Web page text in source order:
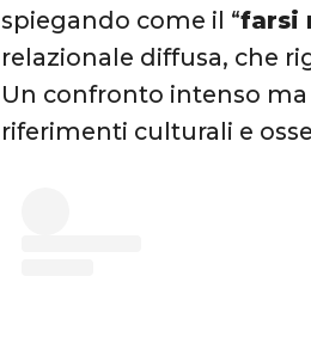
spiegando come il “farsi
relazionale diffusa, che
Un confronto intenso
riferimenti culturali e